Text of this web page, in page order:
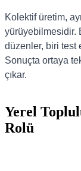
Kolektif üretim,
yürüyebilmesidir.
düzenler, biri test
Sonuçta ortaya
çıkar.
Yerel
Rolü